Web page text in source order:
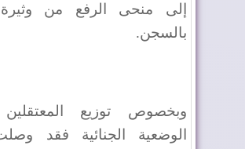
إلى منحى الرفع من وثيرة
بالسجن.
وبخصوص توزيع
الوضعية الجنائية فقد